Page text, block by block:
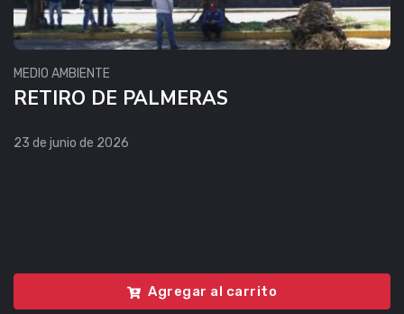
MEDIO AMBIENTE
RETIRO DE PALMERAS
23 de junio de 2026
Agregar al carrito